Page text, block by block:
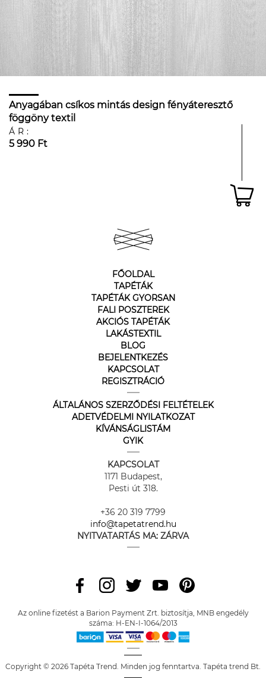
Anyagában csíkos mintás design fényáteresztő
föggöny textil
ÁR:
5 990 Ft
FŐOLDAL
TAPÉTÁK
TAPÉTÁK GYORSAN
FALI POSZTEREK
AKCIÓS TAPÉTÁK
LAKÁSTEXTIL
BLOG
BEJELENTKEZÉS
KAPCSOLAT
REGISZTRÁCIÓ
ÁLTALÁNOS SZERZŐDÉSI FELTÉTELEK
ADETVÉDELMI NYILATKOZAT
KÍVÁNSÁGLISTÁM
GYIK
KAPCSOLAT
1171 Budapest,
Pesti út 318.
+36 20 319 7799
info@tapetatrend.hu
NYITVATARTÁS MA: ZÁRVA
Az online fizetést a Barion Payment Zrt. biztosítja, MNB engedély
száma: H-EN-I-1064/2013
Copyright © 2026 Tapéta Trend. Minden jog fenntartva. Tapéta trend Bt.